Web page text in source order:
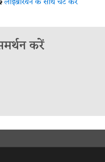
करें